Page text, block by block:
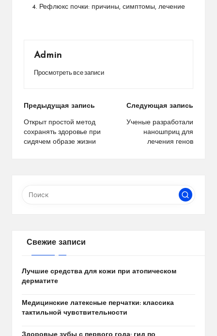
Рефлюкс почки: причины, симптомы, лечение
Admin
Просмотреть все записи
Навигация
по
записям
Предыдущая запись
Открыт простой метод
сохранять здоровье при
сидячем образе жизни
Следующая запись
Ученые разработали
наношприц для
лечения генов
Свежие записи
Лучшие средства для кожи при атопическом
дерматите
Медицинские латексные перчатки: классика
тактильной чувствительности
Здоровые зубы с первого года: гид по